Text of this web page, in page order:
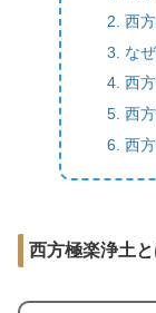
西
な
西
西
西
西方極楽浄土と